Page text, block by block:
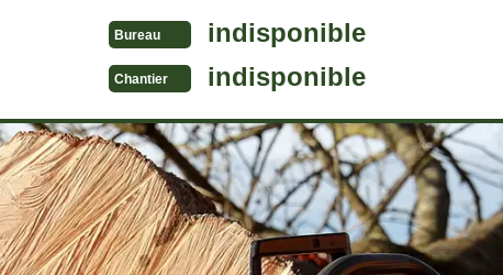
Bureau indisponible
Chantier indisponible